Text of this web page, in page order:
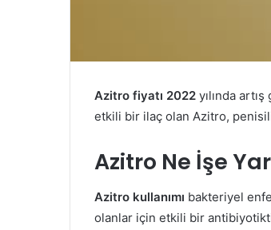
Azitro fiyatı 2022 yılında
etkili bir ilaç olan Azitro,
Azitro Ne İşe
Azitro kullanımı bakteriyel
olanlar için etkili bir